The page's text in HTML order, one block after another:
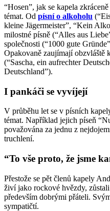
“Hosen”, jak se kapela
témat. Od písní o alkoholu
kleine Jägermeister”, “Kein
milostné písně (“Alles aus
společnosti (“1000 gute
Opakovaně zaujímají obzvláště
(“Sascha, ein aufrechter
Deutschland”).
I pankáči se vyvíjejí
V průběhu let se v písních
témat. Například jejich píseň
považována za jednu z
truchlení.
“To vše proto, že jsme
Přestože se pět členů kapely
živí jako rockové hvězdy,
především dobrými přáteli.
sympatičtí.